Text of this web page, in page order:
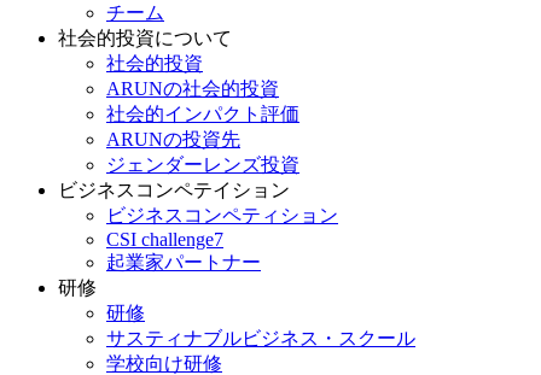
チーム
社会的投資について
社会的投資
ARUNの社会的投資
社会的インパクト評価
ARUNの投資先
ジェンダーレンズ投資
ビジネスコンペテイション
ビジネスコンペティション
CSI challenge7
起業家パートナー
研修
研修
サスティナブルビジネス・スクール
学校向け研修